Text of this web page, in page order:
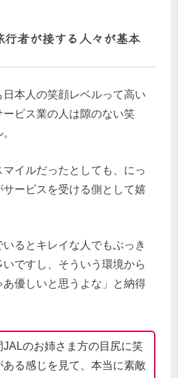
行者が接する人々が基本
本人の笑顔レベルって高い
ビス業の人は隙のない笑
イルだったとしても、にっ
ービスを受ける側として嬉
るとキレイな人でもぶっき
ですし、そういう環境から
あ優しいと思うよな」と納得
JALのお姉さま方の目尻に笑
ある感じを見て、本当に素敵